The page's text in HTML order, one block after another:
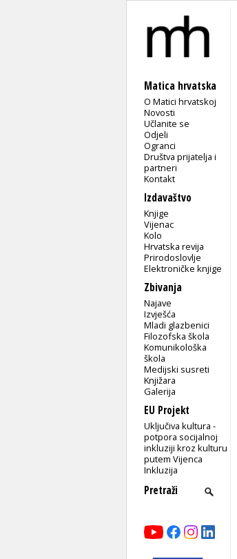
Matica hrvatska
O Matici hrvatskoj
Novosti
Učlanite se
Odjeli
Ogranci
Društva prijatelja i
partneri
Kontakt
Izdavaštvo
Knjige
Vijenac
Kolo
Hrvatska revija
Prirodoslovlje
Elektroničke knjige
Zbivanja
Najave
Izvješća
Mladi glazbenici
Filozofska škola
Komunikološka
škola
Medijski susreti
Knjižara
Galerija
EU Projekt
Uključiva kultura -
potpora socijalnoj
inkluziji kroz kulturu
putem Vijenca
Inkluzija